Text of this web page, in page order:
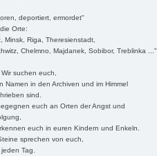
deportiert, ermordet"
Orte:
Minsk, Riga, Theresienstadt,
Chelmno, Majdanek, Sobibor, Treblinka ..."
suchen euch,
Namen in den Archiven und im Himmel
sind.
euch an Orten der Angst und
euch in euren Kindern und Enkeln.
sprechen von euch,
Tag.